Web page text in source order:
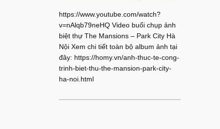
https://www.youtube.com/watch?
v=nAlqb79neHQ Video buổi chụp ảnh
biệt thự The Mansions – Park City Hà
Nội Xem chi tiết toàn bộ album ảnh tại
đây: https://homy.vn/anh-thuc-te-cong-
trinh-biet-thu-the-mansion-park-city-
ha-noi.html